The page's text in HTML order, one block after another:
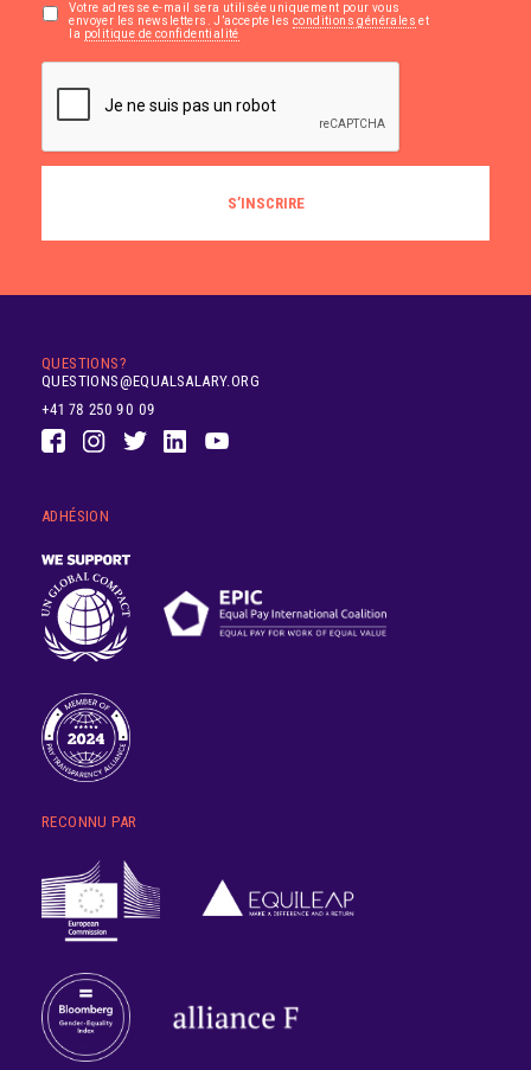
Votre adresse e-mail sera utilisée uniquement pour vous
envoyer les newsletters. J’accepte lesconditions générales et
la politique de confidentialité
QUESTIONS?
QUESTIONS@EQUALSALARY.ORG
+41 78 250 90 09
ADHÉSION
RECONNU PAR